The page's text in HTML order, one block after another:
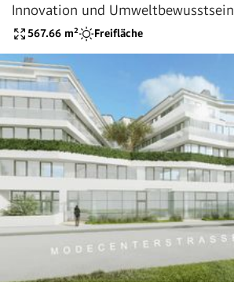
Innovation und Umweltbewusstsein
vereint.
567.66 m² Freifläche